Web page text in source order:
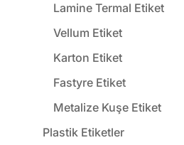
Lamine Termal Etiket
Vellum Etiket
Karton Etiket
Fastyre Etiket
Metalize Kuşe Etiket
Plastik Etiketler